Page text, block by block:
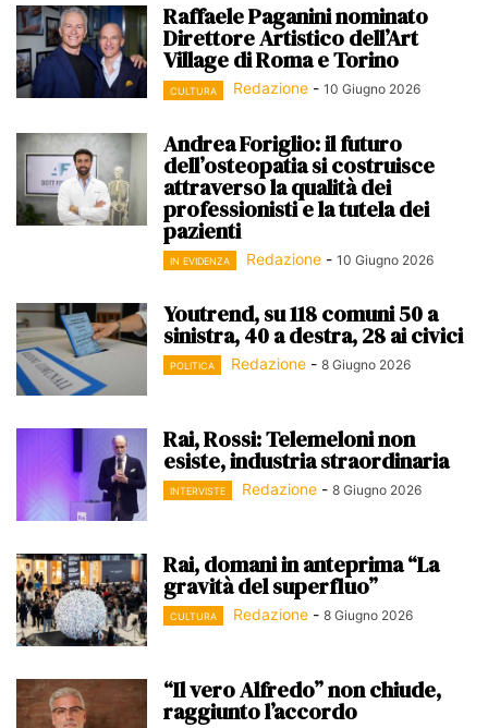
Raffaele Paganini nominato
Direttore Artistico dell’Art
Village di Roma e Torino
CULTURA Redazione - 10 Giugno 2026
Andrea Foriglio: il futuro
dell’osteopatia si costruisce
attraverso la qualità dei
professionisti e la tutela dei
pazienti
IN EVIDENZA Redazione - 10 Giugno 2026
Youtrend, su 118 comuni 50 a
sinistra, 40 a destra, 28 ai civici
POLITICA Redazione - 8 Giugno 2026
Rai, Rossi: Telemeloni non
esiste, industria straordinaria
INTERVISTE Redazione - 8 Giugno 2026
Rai, domani in anteprima “La
gravità del superfluo”
CULTURA Redazione - 8 Giugno 2026
“Il vero Alfredo” non chiude,
raggiunto l’accordo